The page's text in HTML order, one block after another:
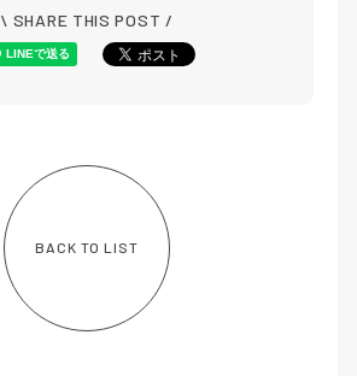
\ SHARE THIS POST /
BACK TO LIST